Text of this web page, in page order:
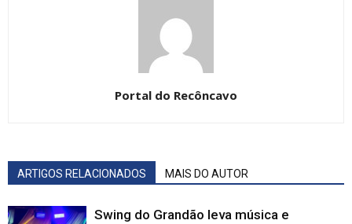
Portal do Recôncavo
ARTIGOS RELACIONADOS MAIS DO AUTOR
Swing do Grandão leva música e